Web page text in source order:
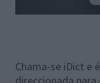
Chama-se iDict e